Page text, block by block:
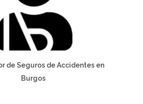
de Seguros de Accidentes en
Burgos